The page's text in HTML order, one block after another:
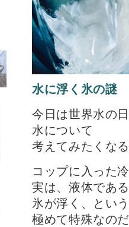
水に浮く氷の謎
今日は世界水の
水について
考えてみたくな
コップに入った
実は、液体であ
氷が浮く、とい
極めて特殊なの